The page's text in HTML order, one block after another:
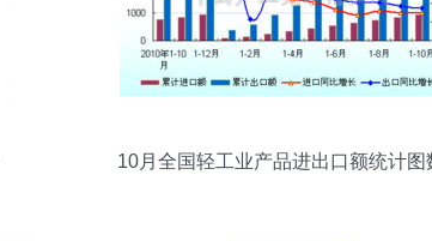
10月全国轻工业产品进出口额统计图